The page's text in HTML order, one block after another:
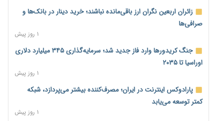
زائران اربعین نگران ارز باقی‌مانده نباشند؛ خرید دینار در بانک‌ها و
صرافی‌ها
۱ روز پیش
جنگ کریدورها وارد فاز جدید شد؛ سرمایه‌گذاری ۳۴۵ میلیارد دلاری
اوراسیا تا ۲۰۳۵
۱ روز پیش
پارادوکس اینترنت در ایران؛ مصرف‌کننده بیشتر می‌پردازد، شبکه
کمتر توسعه می‌یابد
۱ روز پیش